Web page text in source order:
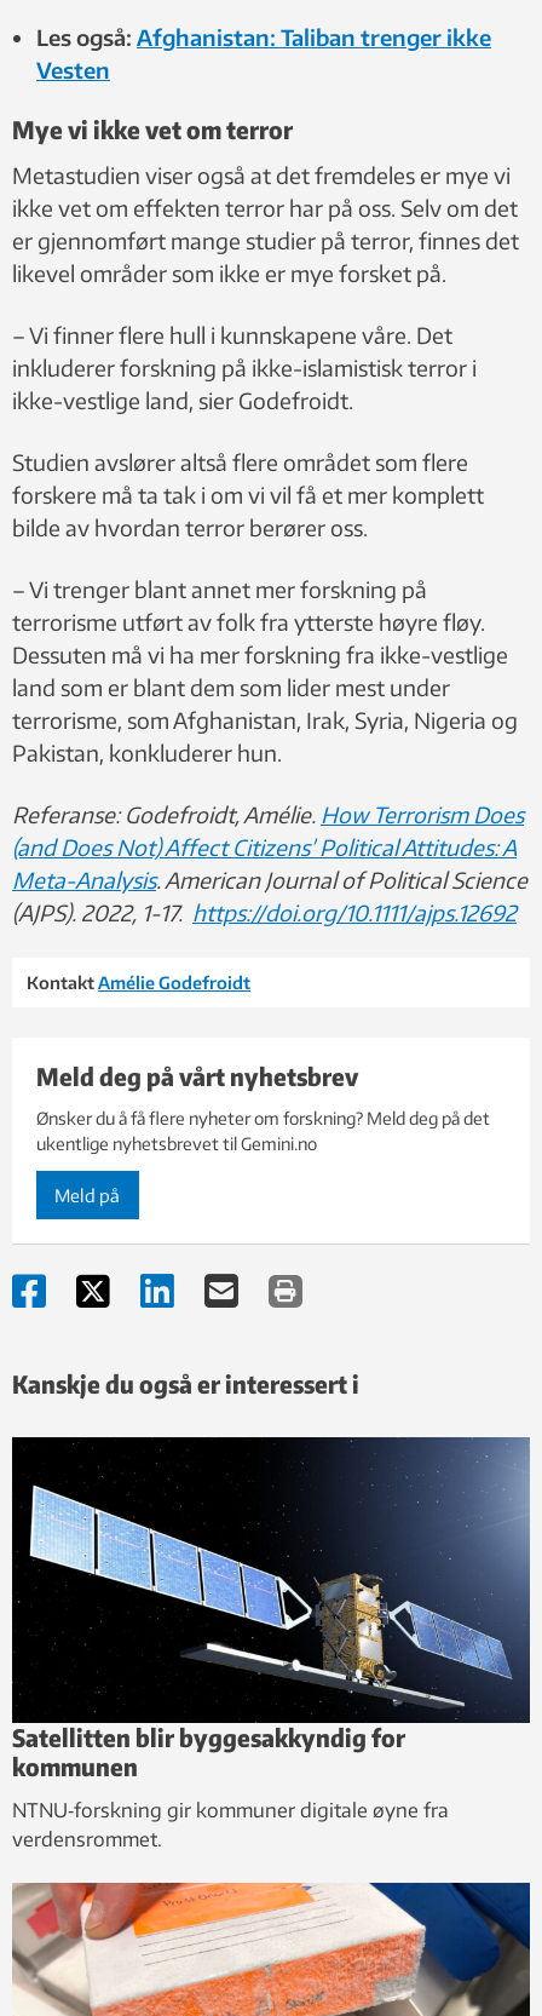
Les også: Afghanistan: Taliban trenger ikke
Vesten
Mye vi ikke vet om terror
Metastudien viser også at det fremdeles er mye vi
ikke vet om effekten terror har på oss. Selv om det
er gjennomført mange studier på terror, finnes det
likevel områder som ikke er mye forsket på.
– Vi finner flere hull i kunnskapene våre. Det
inkluderer forskning på ikke-islamistisk terror i
ikke-vestlige land, sier Godefroidt.
Studien avslører altså flere området som flere
forskere må ta tak i om vi vil få et mer komplett
bilde av hvordan terror berører oss.
– Vi trenger blant annet mer forskning på
terrorisme utført av folk fra ytterste høyre fløy.
Dessuten må vi ha mer forskning fra ikke-vestlige
land som er blant dem som lider mest under
terrorisme, som Afghanistan, Irak, Syria, Nigeria og
Pakistan, konkluderer hun.
Referanse: Godefroidt, Amélie. How Terrorism Does
(and Does Not) Affect Citizens’ Political Attitudes: A
Meta-Analysis. American Journal of Political Science
(AJPS). 2022, 1-17. https://doi.org/10.1111/ajps.12692
KontaktAmélie Godefroidt
Meld deg på vårt nyhetsbrev
Ønsker du å få flere nyheter om forskning? Meld deg på det
ukentlige nyhetsbrevet til Gemini.no
Meld på
Kanskje du også er interessert i
Satellitten blir byggesakkyndig for
kommunen
NTNU‑forskning gir kommuner digitale øyne fra
verdensrommet.